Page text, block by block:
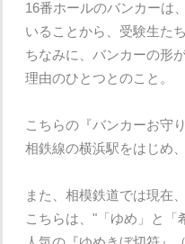
16番ホールのバンカーは
いることから、受験生た
ちなみに、バンカーの形
理由のひとつとのこと。
こちらの『バンカーお守
相鉄線の横浜駅をはじめ
また、相模鉄道では現在
こちらは、"「ゆめ」と「